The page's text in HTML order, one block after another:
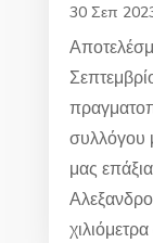
30 Σεπ
συλλόγου
μας